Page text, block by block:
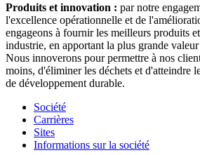
Produits et innovation : par notre
l'excellence opérationnelle et de
engageons à fournir les meilleurs produits
industrie, en apportant la plus grande
Nous innoverons pour permettre à nos
moins, d'éliminer les déchets et d'atteindre
de développement durable.
Société
Carrières
Sites
Informations sur la société